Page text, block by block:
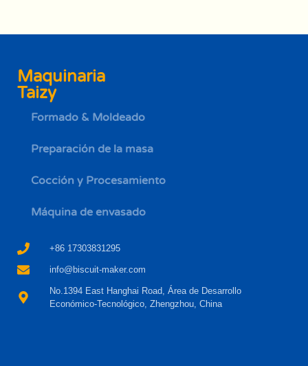
Maquinaria
Taizy
Formado & Moldeado
Preparación de la masa
Cocción y Procesamiento
Máquina de envasado
+86 17303831295
info@biscuit-maker.com
No.1394 East Hanghai Road, Área de Desarrollo
Económico-Tecnológico, Zhengzhou, China